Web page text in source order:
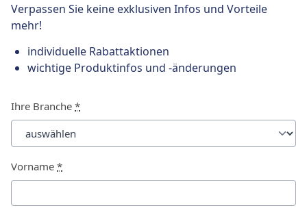
Verpassen Sie keine exklusiven Infos und Vorteile
mehr!
individuelle Rabattaktionen
wichtige Produktinfos und -änderungen
Ihre Branche *
Vorname *